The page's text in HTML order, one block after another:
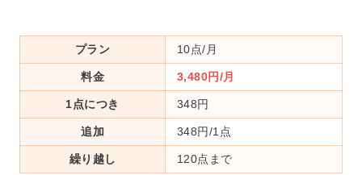
プラン 10点/月
料金 3,480円/月
1点につき 348円
追加 348円/1点
繰り越し 120点まで